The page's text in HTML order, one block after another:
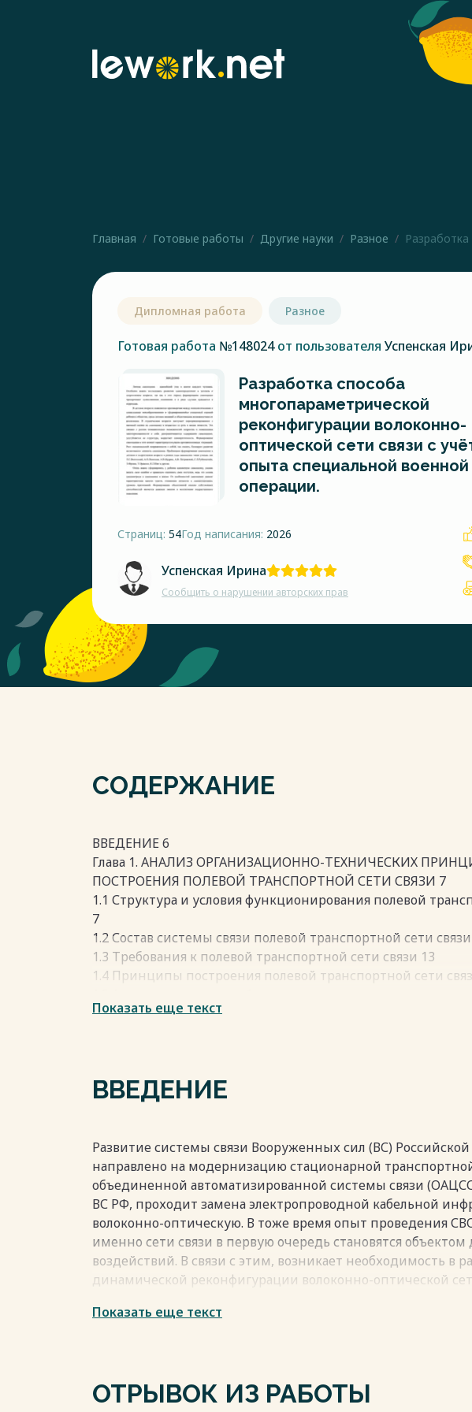
Главная Готовые работы Другие науки Разное
Дипломная работа Разное
Готовая работа №148024от пользователя Успенская
Разработка способа
многопараметрической
реконфигурации волоконно-
оптической сети связи с
опыта специальной военной
операции.
Страниц: 54Год написания: 2026
Успенская Ирина
Сообщить о нарушении авторских прав
СОДЕРЖАНИЕ
ВВЕДЕНИЕ 6
Глава 1. АНАЛИЗ ОРГАНИЗАЦИОННО-ТЕХНИЧЕСКИХ
ПОСТРОЕНИЯ ПОЛЕВОЙ ТРАНСПОРТНОЙ СЕТИ СВЯЗИ 7
1.1 Структура и условия функционирования полевой
7
1.2 Состав системы связи полевой транспортной сети
1.3 Требования к полевой транспортной сети связи 13
1.4 Принципы построения полевой транспортной сети
театре военных действий 13
Глава 3 РЕАЛИЗАЦИЯ ПРОГРАММЫ ДЛЯ РАСЧЕТА
СЕТИ СВЯЗИ СПЕЦИАЛЬНОГО НАЗНАЧЕНИЯ 45
ПЕРЕЧЕНЬ СОКРАЩЕНИЙ 55
СПИСОК ЛИТЕРАТУРЫ 56
Весь текст будет доступенпосле покупки
Показать еще текст
ВВЕДЕНИЕ
Развитие системы связи Вooруженных сил (ВС)
направлено на модернизацию стационарной
объединенной автоматизированной системы связи
ВС РФ, проходит замена электропроводной кабельной
волоконно-оптическую. В тоже время опыт проведения
именно сети связи в первую очередь становятся
воздействий. В связи с этим, возникает необходимость в
динамической реконфигурации волоконно-оптической
Весь текст будет доступен
Показать еще текст
ОТРЫВОК ИЗ РАБОТЫ